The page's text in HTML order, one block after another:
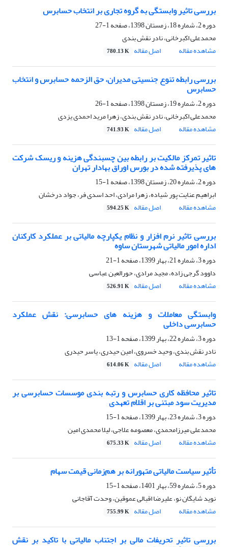
بررسی تاثیر وابستگی به گروه تجاری بر انتخاب حسابرس
دوره 2، شماره 18، زمستان 1398، صفحه
1-27
محمدعلی اکبرخانی، نادر نقش بندی
مشاهده مقاله
اصل مقاله 780.13 K
بررسی رابطه تنوع جنسیتی مدیران، حق الزحمه حسابرس و انتخاب
حسابرس
دوره 2، شماره 19، زمستان 1398، صفحه
1-26
محمدعلی اکبرخانی، نادر نقش بندی، زهرا مرید احمدی یزدی
مشاهده مقاله
اصل مقاله 741.93 K
تاثیر تمرکز مالکیت بر رابطه بین چسبندگی هزینه و ریسک شرکت
های پذیرفته شده در بورس اوراق بهادار تهران
دوره 2، شماره 20، زمستان 1398، صفحه
1-15
ابراهیم عنایت پور شیاده، زهرا مرادی، احد اسدی فر، جواد درخشان
مشاهده مقاله
اصل مقاله 594.25 K
بررسی تاثیر نرم افزار و نظام یکپارچه مالیاتی بر عملکرد کارکنان
اداره امور مالیاتی شهرستان ساوه
دوره 3، شماره 21، بهار 1399، صفحه
1-21
داوود گرجی زاده، مجید مرادی، حورالعین عباسی
مشاهده مقاله
اصل مقاله 526.91 K
وابستگی معاملات و هزینه های حسابرسی: نقش عملکرد
حسابرسی داخلی
دوره 3، شماره 22، بهار 1399، صفحه
1-13
نادر نقش بندی، وحید خسروی، امین حیدری، یاسر حیدری
مشاهده مقاله
اصل مقاله 614.06 K
تاثیر محافظه کاری حسابرس و رتبه بندی موسسات حسابرسی بر
مدیریت سود مبتنی بر اقلام تعهدی
دوره 3، شماره 23، بهار 1399، صفحه
1-15
محمدعلی میرزامحمدی، معصومه علاجی، لیلا محمدی امین
مشاهده مقاله
اصل مقاله 675.33 K
تأثیر سیاست مالیاتی متهورانه بر هم‌زمانی قیمت سهام
دوره 5، شماره 59، بهار 1401، صفحه
1-15
نوید شایگان نو، علیرضا اقبالی عموقین، وحدت آقاجانی
مشاهده مقاله
اصل مقاله 755.99 K
بررسی تاثیر تحریفات مالی بر اجتناب مالیاتی با تاکید بر نقش